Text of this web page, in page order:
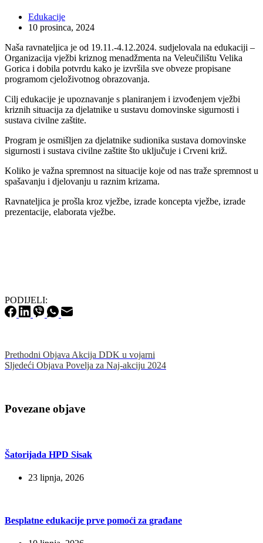
Edukacije
10 prosinca, 2024
Naša ravnateljica je od 19.11.-4.12.2024. sudjelovala na edukaciji –
Organizacija vježbi kriznog menadžmenta na Veleučilištu Velika
Gorica i dobila potvrdu kako je izvršila sve obveze propisane
programom cjeloživotnog obrazovanja.
Cilj edukacije je upoznavanje s planiranjem i izvođenjem vježbi
kriznih situacija za djelatnike u sustavu domovinske sigurnosti i
sustava civilne zaštite.
Program je osmišljen za djelatnike sudionika sustava domovinske
sigurnosti i sustava civilne zaštite što uključuje i Crveni križ.
Koliko je važna spremnost na situacije koje od nas traže spremnost u
spašavanju i djelovanju u raznim krizama.
Ravnateljica je prošla kroz vježbe, izrade koncepta vježbe, izrade
prezentacije, elaborata vježbe.
PODIJELI:
Prethodni Objava Akcija DDK u vojarni
Sljedeći Objava Povelja za Naj-akciju 2024
Povezane objave
Šatorijada HPD Sisak
23 lipnja, 2026
Besplatne edukacije prve pomoći za građane